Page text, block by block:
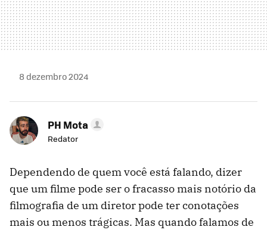
8 dezembro 2024
PH Mota
Redator
Dependendo de quem você está falando, dizer
que um filme pode ser o fracasso mais notório da
filmografia de um diretor pode ter conotações
mais ou menos trágicas. Mas quando falamos de